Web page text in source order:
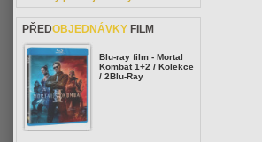
PŘEDOBJEDNÁVKY FILM
Blu-ray film - Mortal
Kombat 1+2 / Kolekce
/ 2Blu-Ray